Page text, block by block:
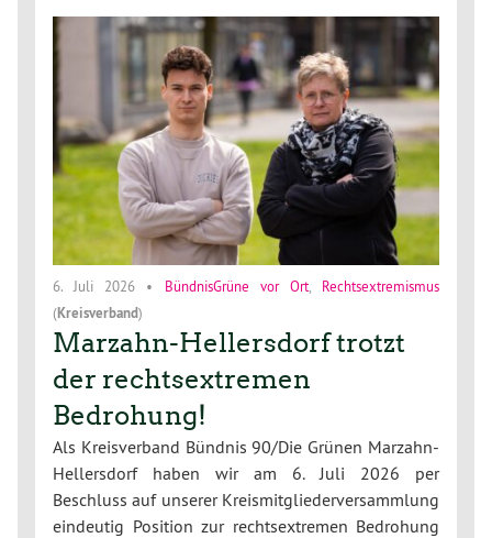
6. Juli 2026 • BündnisGrüne vor Ort, Rechtsextremismus
(Kreisverband)
Marzahn-Hellersdorf trotzt
der rechtsextremen
Bedrohung!
Als Kreisverband Bündnis 90/Die Grünen Marzahn-
Hellersdorf haben wir am 6. Juli 2026 per
Beschluss auf unserer Kreismitgliederversammlung
eindeutig Position zur rechtsextremen Bedrohung